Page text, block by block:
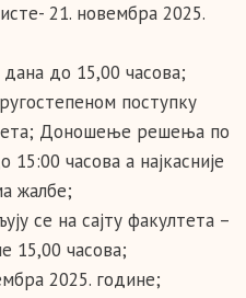
21. новембра 2025.
до 15,00 часова;
поступку
Доношење решења по
часова а најкасније
жалбе;
се на сајту факултета –
15,00 часова;
2025. године;